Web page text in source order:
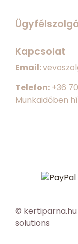
Kapcsolat
Email:
Telefon: +36
Munkaidőben
©
solutions